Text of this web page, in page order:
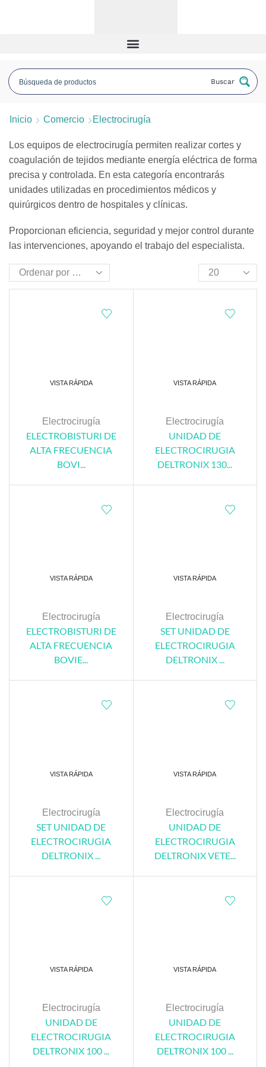
Buscar
Inicio Comercio Electrocirugía
Los equipos de electrocirugía permiten realizar cortes y
coagulación de tejidos mediante energía eléctrica de forma
precisa y controlada. En esta categoría encontrarás
unidades utilizadas en procedimientos médicos y
quirúrgicos dentro de hospitales y clínicas.
Proporcionan eficiencia, seguridad y mejor control durante
las intervenciones, apoyando el trabajo del especialista.
VISTA RÁPIDA
Electrocirugía
ELECTROBISTURI DE
ALTA FRECUENCIA
BOVI...
VISTA RÁPIDA
Electrocirugía
UNIDAD DE
ELECTROCIRUGIA
DELTRONIX 130...
VISTA RÁPIDA
Electrocirugía
ELECTROBISTURI DE
ALTA FRECUENCIA
BOVIE...
VISTA RÁPIDA
Electrocirugía
SET UNIDAD DE
ELECTROCIRUGIA
DELTRONIX ...
VISTA RÁPIDA
Electrocirugía
SET UNIDAD DE
ELECTROCIRUGIA
DELTRONIX ...
VISTA RÁPIDA
Electrocirugía
UNIDAD DE
ELECTROCIRUGIA
DELTRONIX VETE...
VISTA RÁPIDA
Electrocirugía
UNIDAD DE
ELECTROCIRUGIA
DELTRONIX 100 ...
VISTA RÁPIDA
Electrocirugía
UNIDAD DE
ELECTROCIRUGIA
DELTRONIX 100 ...